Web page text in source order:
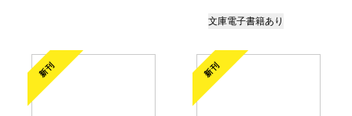
文庫電子書籍あり
新刊 新刊